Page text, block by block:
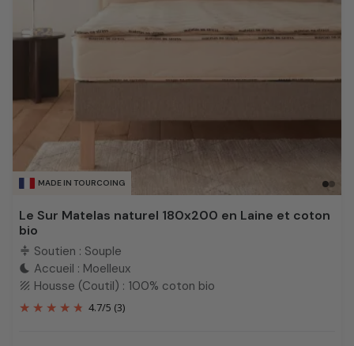
MADE IN TOURCOING
Le Sur Matelas naturel 180x200 en Laine et coton
bio
compress Soutien : Souple
bedtime Accueil : Moelleux
texture Housse (Coutil) : 100% coton bio
4.7/5 (3)